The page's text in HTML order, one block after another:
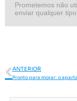
Prometemos não
enviar qualquer tipo
Anterior
ANTERIOR